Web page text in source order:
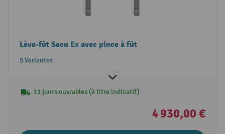
Lève-fût Secu Ex avec pince à fût
5 Variantes
11 jours ouvrables (à titre indicatif)
4 930,00 €